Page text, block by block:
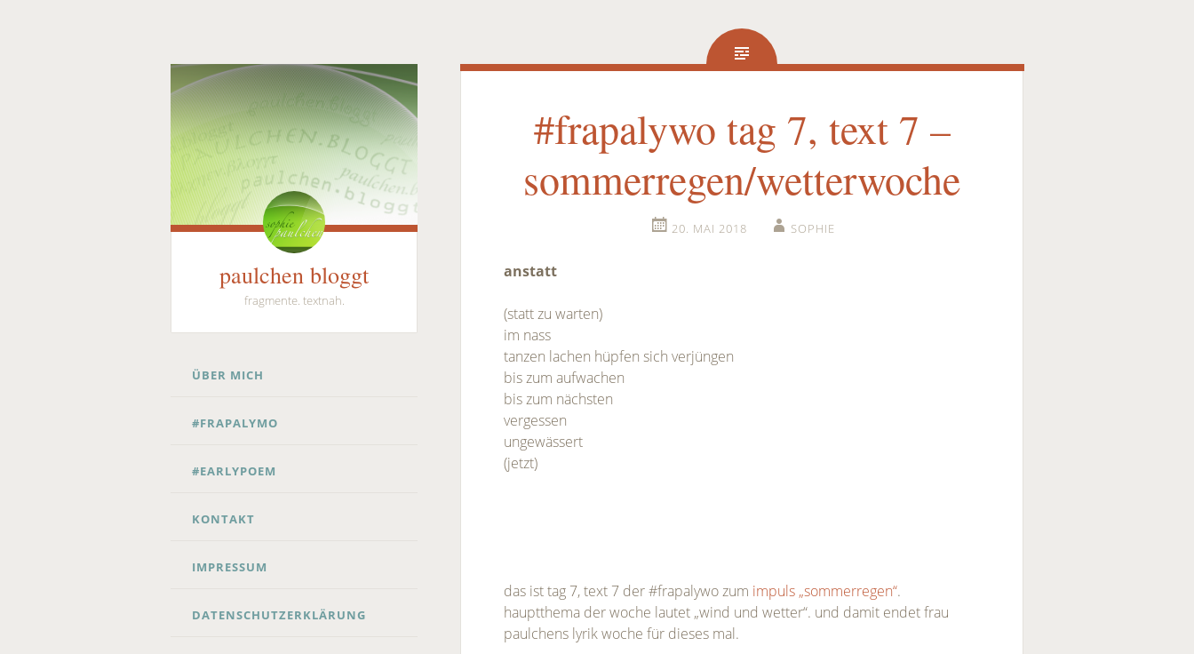
paulchen bloggt
fragmente. textnah.
SKIP
ÜBER MICH
#FRAPALYMO
#EARLYPOEM
KONTAKT
IMPRESSUM
DATENSCHUTZERKLÄRUNG
#frapalywo tag 7, text 7 –
sommerregen/wetterwoche
20. MAI 2018 SOPHIE
anstatt
(statt zu warten)
im nass
tanzen lachen hüpfen sich verjüngen
bis zum aufwachen
bis zum nächsten
vergessen
ungewässert
(jetzt)
das ist tag 7, text 7 der #frapalywo zum impuls „sommerregen“.
hauptthema der woche lautet „wind und wetter“. und damit endet frau
paulchens lyrik woche für dieses mal.